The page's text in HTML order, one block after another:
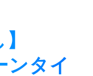
ンタイ